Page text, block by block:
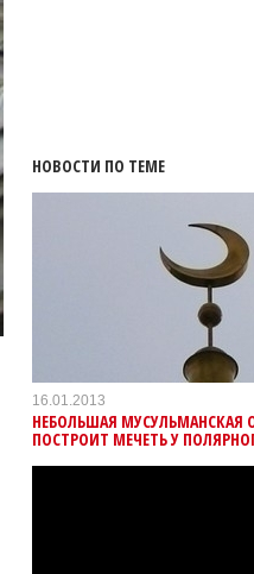
НОВОСТИ ПО ТЕМЕ
16.01.2013
НЕБОЛЬШАЯ МУСУЛЬМАНСКАЯ
ПОСТРОИТ МЕЧЕТЬ У